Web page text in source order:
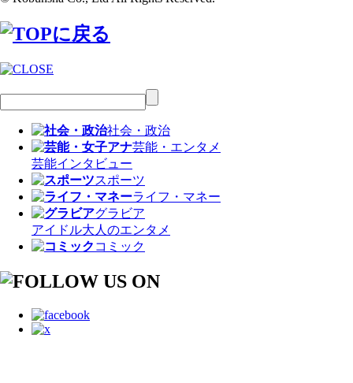
社会・政治
芸能・エンタメ
芸能インタビュー
スポーツ
ライフ・マネー
グラビア
アイドル大人のエンタメ
コミック